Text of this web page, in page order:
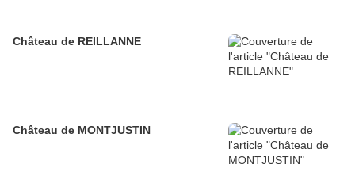
Château de REILLANNE
Château de MONTJUSTIN